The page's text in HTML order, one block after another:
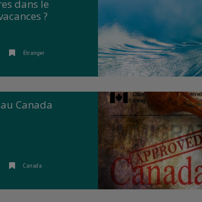
dans le
?
Étranger
Canada
Canada